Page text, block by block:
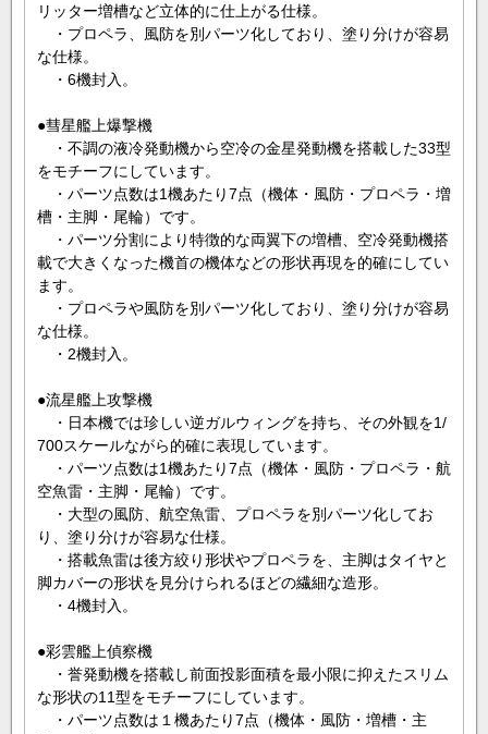
リッター増槽など立体的に仕上がる仕様。
・プロペラ、風防を別パーツ化しており、塗り分けが容易
な仕様。
・6機封入。
●彗星艦上爆撃機
・不調の液冷発動機から空冷の金星発動機を搭載した33型
をモチーフにしています。
・パーツ点数は1機あたり7点（機体・風防・プロペラ・増
槽・主脚・尾輪）です。
・パーツ分割により特徴的な両翼下の増槽、空冷発動機搭
載で大きくなった機首の機体などの形状再現を的確にしてい
ます。
・プロペラや風防を別パーツ化しており、塗り分けが容易
な仕様。
・2機封入。
●流星艦上攻撃機
・日本機では珍しい逆ガルウィングを持ち、その外観を1/
700スケールながら的確に表現しています。
・パーツ点数は1機あたり7点（機体・風防・プロペラ・航
空魚雷・主脚・尾輪）です。
・大型の風防、航空魚雷、プロペラを別パーツ化してお
り、塗り分けが容易な仕様。
・搭載魚雷は後方絞り形状やプロペラを、主脚はタイヤと
脚カバーの形状を見分けられるほどの繊細な造形。
・4機封入。
●彩雲艦上偵察機
・誉発動機を搭載し前面投影面積を最小限に抑えたスリム
な形状の11型をモチーフにしています。
・パーツ点数は１機あたり7点（機体・風防・増槽・主